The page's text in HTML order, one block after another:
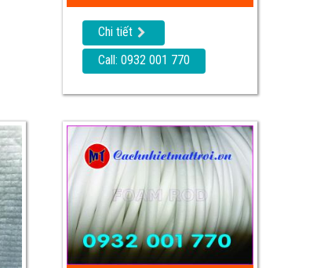
Chi tiết
Call: 0932 001 770